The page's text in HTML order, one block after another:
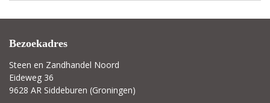
Bezoekadres
Steen en Zandhandel Noord
Eideweg 36
9628 AR Siddeburen (Groningen)